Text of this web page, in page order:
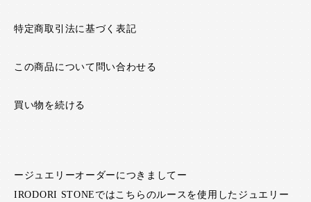
特定商取引法に基づく表記
この商品について問い合わせる
買い物を続ける
ージュエリーオーダーにつきましてー
IRODORI STONEではこちらのルースを使用したジュエリー